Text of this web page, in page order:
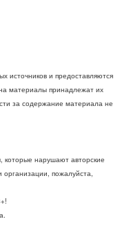
источников и предоставляются
материалы принадлежат их
за содержание материала не
нарушают авторские
пожалуйста,